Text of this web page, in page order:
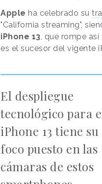
Apple ha celebrado su
"California streaming",
iPhone 13 , que rompe
es el sucesor del vigente
El despliegue
tecnológico para
iPhone 13 tiene su
foco puesto en las
cámaras de estos